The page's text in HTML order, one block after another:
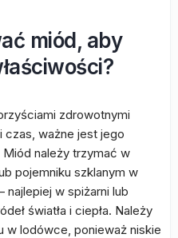
miód, aby
zdrowotnymi
czas, ważne jest jego
należy trzymać w
pojemniku szklanym w
najlepiej w spiżarni lub
światła i ciepła. Należy
w lodówce, ponieważ niskie